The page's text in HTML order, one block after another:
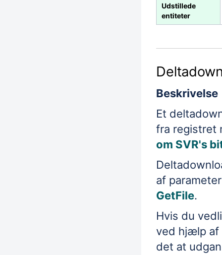
Udstillede
entiteter
Beskrivelse
Et
fra registret
om SVR's
af
GetFile.
Hvis du
ved hjælp af
det at